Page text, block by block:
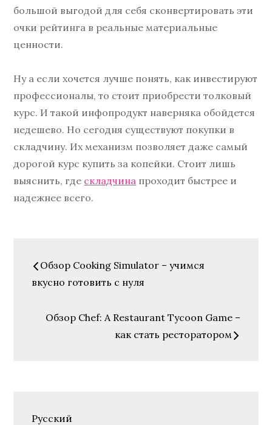
большой выгодой для себя сконвертировать эти
очки рейтинга в реальные материальные
ценности.
Ну а если хочется лучше понять, как инвестируют
профессионалы, то стоит приобрести толковый
курс. И такой инфопродукт наверняка обойдется
недешево. Но сегодня существуют покупки в
складчину. Их механизм позволяет даже самый
дорогой курс купить за копейки. Стоит лишь
выяснить, где складчина проходит быстрее и
надежнее всего.
Навигация
по
записям
Обзор Cooking Simulator – учимся
вкусно готовить с нуля
Обзор Chef: A Restaurant Tycoon Game –
как стать ресторатором
Русский